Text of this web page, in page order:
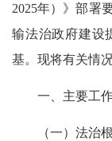
2025年）》部署
输法治政府建设
基。现将有关情
一、主要工作
（一）法治根